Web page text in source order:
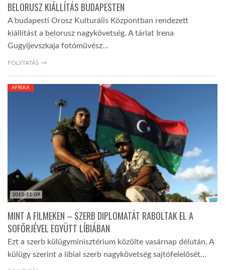
BELORUSZ KIÁLLÍTÁS BUDAPESTEN
A budapesti Orosz Kulturális Központban rendezett
kiállítást a belorusz nagykövetség. A tárlat Irena
Gugyijevszkaja fotóművész…
FOLYTATÁS →
2015-11-09
AFRIKA
MINT A FILMEKEN – SZERB DIPLOMATÁT RABOLTAK EL A
SOFŐRJÉVEL EGYÜTT LÍBIÁBAN
Ezt a szerb külügyminisztérium közölte vasárnap délután. A
külügy szerint a líbiai szerb nagykövetség sajtófelelősét…